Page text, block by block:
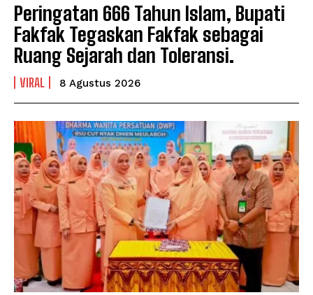
Peringatan 666 Tahun Islam, Bupati
Fakfak Tegaskan Fakfak sebagai
Ruang Sejarah dan Toleransi.
VIRAL 8 Agustus 2026